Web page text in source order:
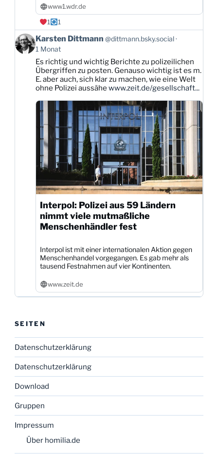
www1.wdr.de
1
1
Beitrag
von
Karsten
Dittmann
Bluesky
ansehen
Karsten Dittmann @dittmann.bsky.social
1 Monat
Es richtig und wichtig Berichte zu polizeilichen
Übergriffen zu posten. Genauso wichtig ist es m.
E. aber auch, sich klar zu machen, wie eine Welt
ohne Polizei aussähe www.zeit.de/gesellschaft...
Interpol: Polizei aus 59 Ländern
nimmt viele mutmaßliche
Menschenhändler fest
Interpol ist mit einer internationalen Aktion gegen
Menschenhandel vorgegangen. Es gab mehr als
tausend Festnahmen auf vier Kontinenten.
www.zeit.de
SEITEN
Datenschutzerklärung
Datenschutzerklärung
Download
Gruppen
Impressum
Über homilia.de